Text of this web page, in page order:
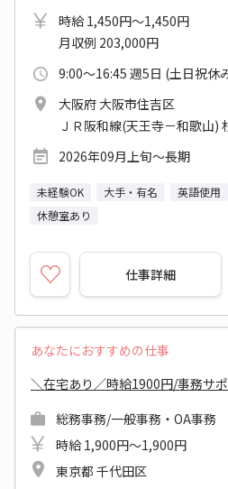
時給 1,450円～1,450円
月収例 203,000円
9:00～16:45 週5日 (土日祝休
大阪府 大阪市住吉区
ＪＲ阪和線(天王寺－和歌山)
2026年09月上旬～長期
未経験OK 大手・有名 英語使用
休憩室あり
仕事詳細
あなたにおすすめの仕事
＼在宅あり／時給1900円/事務サ
総務事務/一般事務・OA事務
時給 1,900円～1,900円
東京都 千代田区